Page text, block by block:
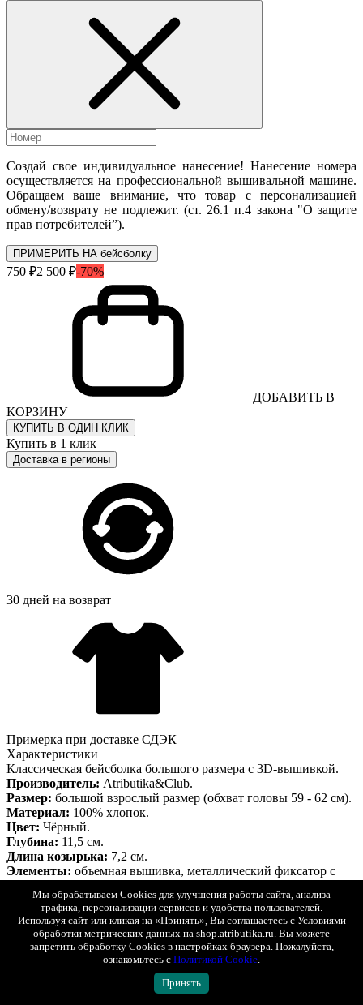
Создай свое индивидуальное нанесение! Нанесение номера
осуществляется на профессиональной вышивальной машине.
Обращаем ваше внимание, что товар с персонализацией
обмену/возврату не подлежит. (ст. 26.1 п.4 закона "О защите
прав потребителей”).
ПРИМЕРИТЬ НА бейсболку
750 ₽2 500 ₽-70%
ДОБАВИТЬ В
КОРЗИНУ
КУПИТЬ В ОДИН КЛИК
Купить в 1 клик
Доставка в регионы
30 дней на возврат
Примерка при доставке СДЭК
Характеристики
Классическая бейсболка большого размера с 3D-вышивкой.
Производитель: Atributika&Club.
Размер: большой взрослый размер (обхват головы 59 - 62 см).
Материал: 100% хлопок.
Цвет: Чёрный.
Глубина: 11,5 см.
Длина козырька: 7,2 см.
Элементы: объемная вышивка, металлический фиксатор с
Страна производитель:КНР.
Данная бейсболка является сертифицированным продуктом,
упакована в индивидуальную упаковку, защищена
голограммой, имеет уникальный штрихкод.
Гарантия Оплата Доставка
Бейсболка Матч года 2025 хлопковая (большой размер)
Мы обрабатываем Cookies для улучшения работы сайта, анализа
трафика, персонализации сервисов и удобства пользователей.
Используя сайт или кликая на «Принять», Вы соглашаетесь с Условиями
обработки метрических данных на shop.atributika.ru. Вы можете
запретить обработку Cookies в настройках браузера. Пожалуйста,
ознакомьтесь с Политикой Cookie.
Принять